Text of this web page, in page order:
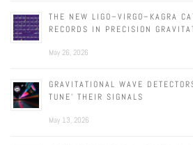
THE NEW LIGO–VIRGO–KAGRA
RECORDS IN PRECISION
May 26, 2026
GRAVITATIONAL WAVE
TUNE’ THEIR SIGNALS
May 13, 2026